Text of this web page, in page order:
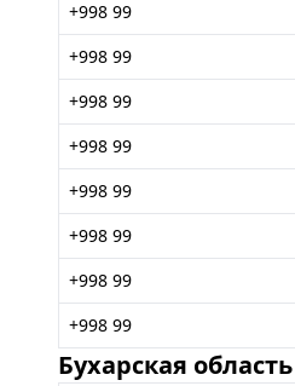
+998 99
+998 99
+998 99
+998 99
+998 99
+998 99
+998 99
+998 99
Бухарская область